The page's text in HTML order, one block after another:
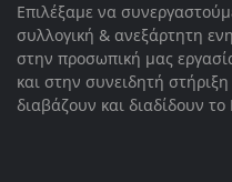
Επιλέξαμε να
συλλογική & ανεξάρτητη
στην προσωπική μας
και στην συνειδητή
διαβάζουν και διαδίδουν το